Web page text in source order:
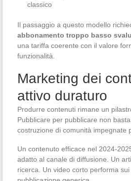
classico
Il passaggio a questo modello
abbonamento troppo basso
una tariffa coerente con il valore
funzionalità.
Marketing dei
attivo duraturo
Produrre contenuti rimane un
Pubblicare per pubblicare non
costruzione di comunità impegnate
Un contenuto efficace nel 2024-
adatto al canale di diffusione. Un
ricerca. Un video corto performa